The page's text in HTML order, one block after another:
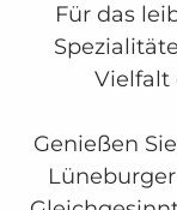
Für das
Vielfalt
Genießen